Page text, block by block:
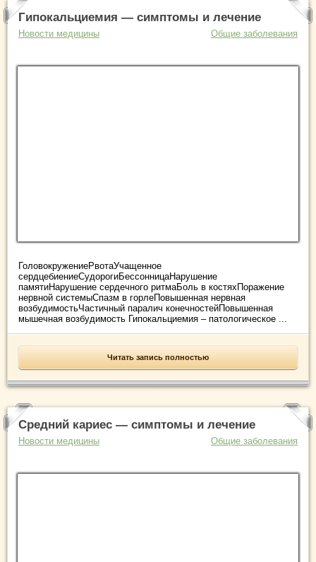
Гипокальциемия — симптомы и лечение
Новости медицины Общие заболевания
ГоловокружениеРвотаУчащенное
сердцебиениеСудорогиБессонницаНарушение
памятиНарушение сердечного ритмаБоль в костяхПоражение
нервной системыСпазм в горлеПовышенная нервная
возбудимостьЧастичный паралич конечностейПовышенная
мышечная возбудимость Гипокальциемия – патологическое ...
Читать запись полностью
Средний кариес — симптомы и лечение
Новости медицины Общие заболевания